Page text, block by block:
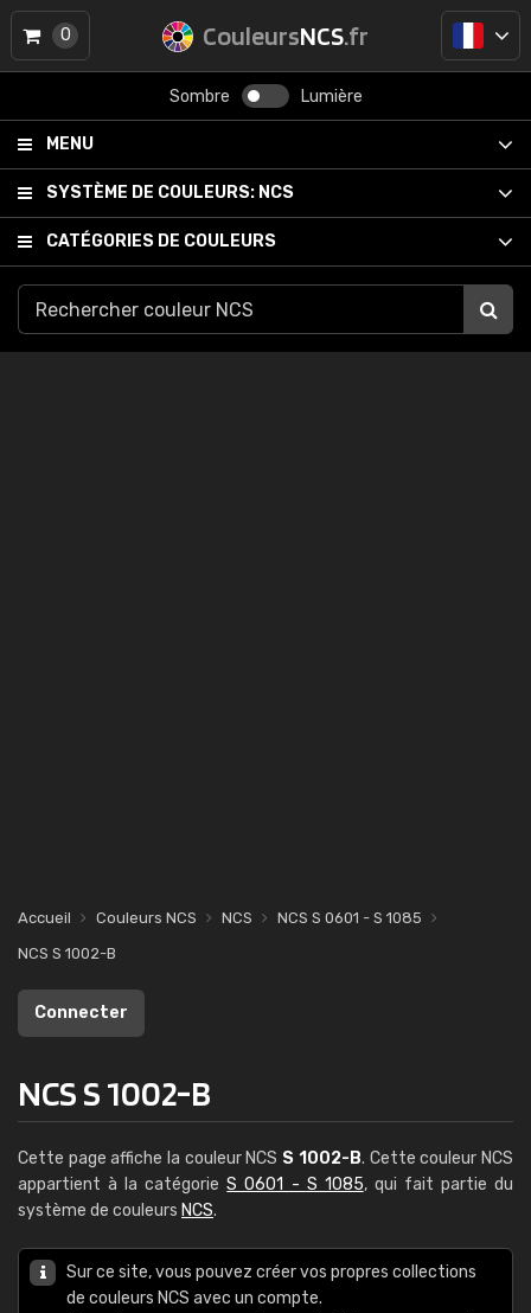
CouleursNCS.fr
Sombre Lumière
MENU
SYSTÈME DE COULEURS: NCS
CATÉGORIES DE COULEURS
0
Accueil Couleurs NCS NCS
NCS S 0601 - S 1085
NCS S 1002-B
Connecter
NCS S 1002-B
Cette page affiche la couleur NCS S 1002-B. Cette couleur NCS
appartient à la catégorieS 0601 - S 1085, qui fait partie du
système de couleurs NCS.
Sur ce site, vous pouvez créer vos propres collections
de couleurs NCS avec un compte.